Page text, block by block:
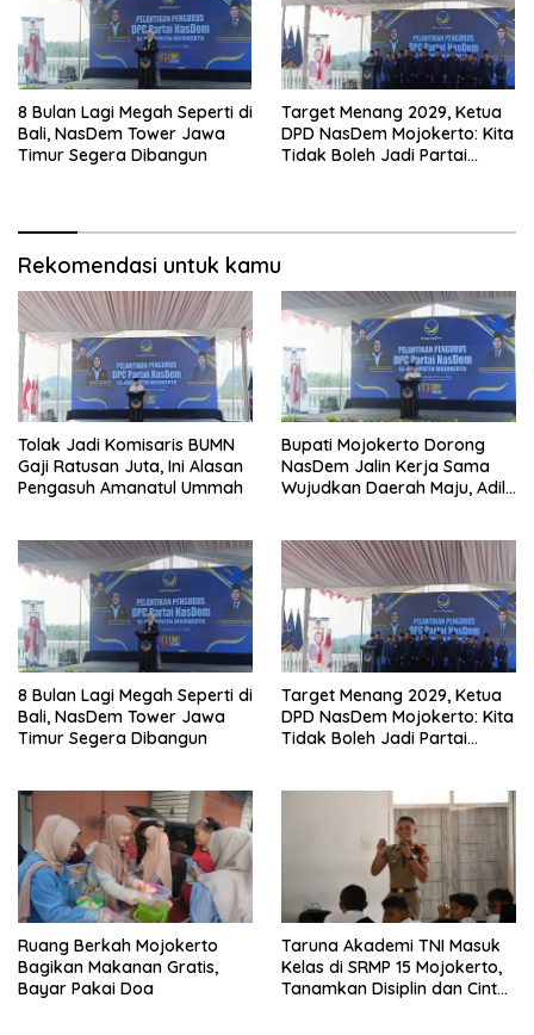
8 Bulan Lagi Megah Seperti di
Bali, NasDem Tower Jawa
Timur Segera Dibangun
Target Menang 2029, Ketua
DPD NasDem Mojokerto: Kita
Tidak Boleh Jadi Partai
Rekomendasi untuk kamu
Tolak Jadi Komisaris BUMN
Gaji Ratusan Juta, Ini Alasan
Pengasuh Amanatul Ummah
Bupati Mojokerto Dorong
NasDem Jalin Kerja Sama
Wujudkan Daerah Maju, Adil,
8 Bulan Lagi Megah Seperti di
Bali, NasDem Tower Jawa
Timur Segera Dibangun
Target Menang 2029, Ketua
DPD NasDem Mojokerto: Kita
Tidak Boleh Jadi Partai
Ruang Berkah Mojokerto
Bagikan Makanan Gratis,
Bayar Pakai Doa
Taruna Akademi TNI Masuk
Kelas di SRMP 15 Mojokerto,
Tanamkan Disiplin dan Cinta